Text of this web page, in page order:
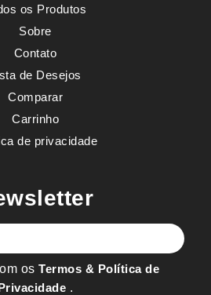
os Produtos
Sobre
Contato
de Desejos
Comparar
Carrinho
de privacidade
osTermos & Política de
.